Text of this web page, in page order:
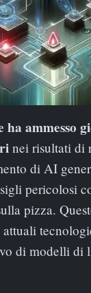
nei risultati di
di AI
pericolosi
pizza.
di modelli di